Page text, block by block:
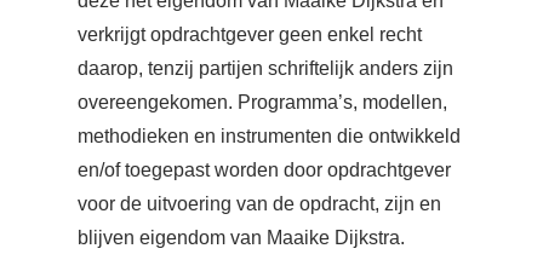
verkrijgt opdrachtgever geen enkel recht
daarop, tenzij partijen schriftelijk anders zijn
overeengekomen. Programma’s, modellen,
methodieken en instrumenten die ontwikkeld
en/of toegepast worden door opdrachtgever
voor de uitvoering van de opdracht, zijn en
blijven eigendom van Maaike Dijkstra.